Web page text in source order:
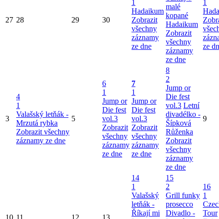
27 28 29 30
1
Hadaikum
Zobrazit
všechny
záznamy
ze dne
malé
kopané
Hadaikum
Zobrazit
všechny
záznamy
ze dne
1
ze
3
4
1
Valašský letňák -
Mrzutá rybka
Zobrazit všechny
záznamy ze dne
5
6
1
Jump or
Die fest
vol.3
Zobrazit
všechny
záznamy
ze dne
7
1
Jump or
Die fest
vol.3
Zobrazit
všechny
záznamy
ze dne
8
2
Jump or
Die fest
vol.3 Letní
divadélko -
Šípková
Růženka
Zobrazit
všechny
záznamy
ze dne
9
10 11 12 13
14
1
Valašský
letňák -
Říkají mi
15
2
Grill funky
prosecco
Divadlo -
16
1
Tour